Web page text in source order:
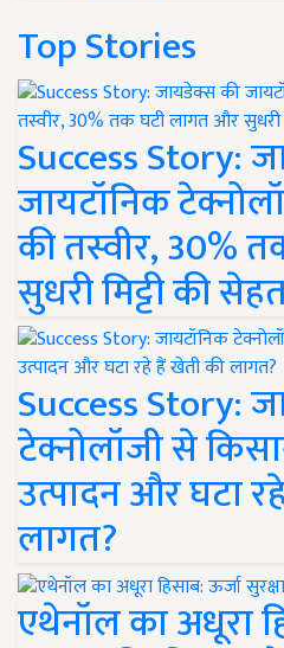
Top Stories
Success Story:
जायटॉनिक
की तस्वीर, 30%
सुधरी मिट्टी की
Success Story:
टेक्नोलॉजी से
उत्पादन और घटा
लागत?
एथेनॉल का अधूरा